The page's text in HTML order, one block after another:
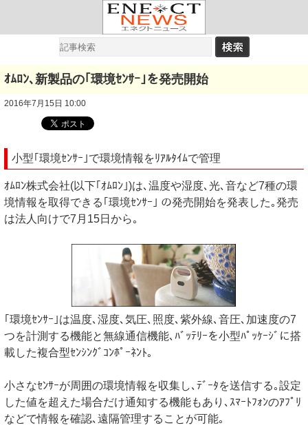
ｵﾑﾛﾝ､新製品の｢環境ｾﾝｻｰ｣を発売開始
2016年7月15日 10:00
小型｢環境ｾﾝｻｰ｣で環境情報をﾘｱﾙﾀｲﾑで管理
ｵﾑﾛﾝ株式会社(以下｢ｵﾑﾛﾝ｣)は､温度や湿度､光､音など7種の環
境情報を取得できる｢環境ｾﾝｻｰ｣ の発売開始を発表した｡発売
は法人向けで7月15日から｡
｢環境ｾﾝｻｰ｣は温度､湿度､気圧､照度､紫外線､音圧､加速度の7
つを計測する機能と無線通信機能､ﾊﾞｯﾃﾘｰを小型ﾊﾟｯｹｰｼﾞに搭
載した複合型ｾﾝｼﾝｸﾞｺﾝﾎﾟｰﾈﾝﾄ｡
小さなｾﾝｻｰが周囲の環境情報を収集し､ﾃﾞｰﾀを送信する｡設定
した値を超えた場合だけ通知する機能もあり､ｽﾏｰﾄﾌｫﾝのｱﾌﾟﾘ
などで情報を確認､遠隔管理することが可能｡